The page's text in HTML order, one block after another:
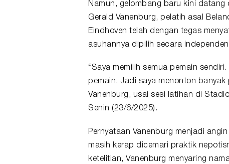
Namun, gelombang baru kini datang
Gerald Vanenburg , pelatih asal
Eindhoven telah dengan tegas
asuhannya dipilih secara
“Saya memilih semua pemain
pemain. Jadi saya menonton
Vanenburg, usai sesi latihan di
Senin (23/6/2025).
Pernyataan Vanenburg menjadi
masih kerap dicemari praktik
ketelitian, Vanenburg menyaring